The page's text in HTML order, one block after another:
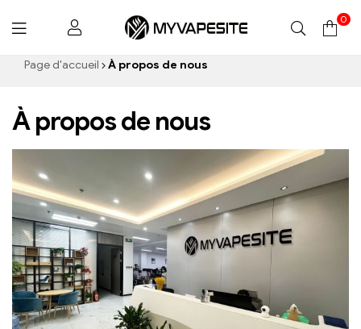
Myvapesite.de
0
Page d'accueil À propos de nous
À propos de nous